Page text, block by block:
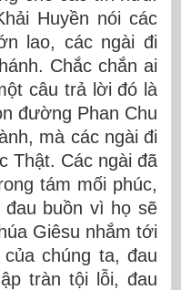
Huyền nói các
lao, các ngài đi
Chắc chắn ai
câu trả lời đó là
đường Phan Chu
mà các ngài đi
Thật. Các ngài đã
tám mối phúc,
buồn vì họ sẽ
Giêsu nhắm tới
chúng ta, đau
tràn tội lỗi, đau